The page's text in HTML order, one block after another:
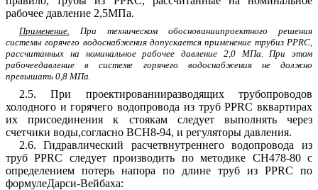
рабочее давление 2,5МПа.
Применение. При техническом обоснованиипроектного решения
системы горячего водоснабжения допускается применение трубиз PPRC,
рассчитанных на номинальное рабочее давление 2,0 МПа. При этом
рабочеедавление в системе горячего водоснабжения не должно
превышать 0,8 МПа.
2.5. При проектированииразводящих трубопроводов
холодного и горячего водопровода из труб PPRC вквартирах
их присоединения к стоякам следует выполнять через
счетчики воды,согласно ВСН8-94, и регуляторы давления.
2.6. Гидравлический расчетвнутреннего водопровода из
труб PPRC следует производить по методике СН478-80с
определением потерь напора по длине труб из PPRC по
формулеДарси-Вейбаха: